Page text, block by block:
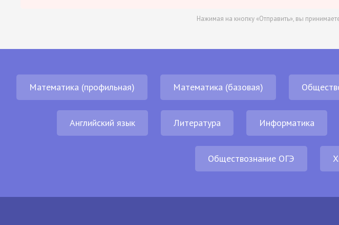
Нажимая на кнопку «Отправить», вы
Математика (профильная) Математика (базовая)
Английский язык Литература Информатика
Обществознание ОГЭ